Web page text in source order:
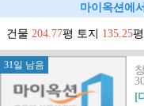
마이옥션에
건물 204.77평 토지 135.25평
31일 남음
[